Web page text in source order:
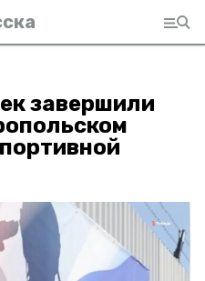
завершили